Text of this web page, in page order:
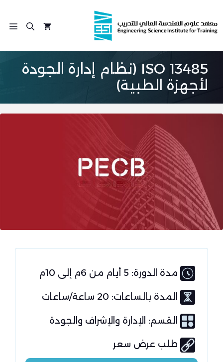
إلى
المحتوى
ISO 13485 (نظام إدارة الجودة
لأجهزة الطبية)
مدة الدورة: 5 أيام من 6م إلى 10م
المدة بالساعات: 20 ساعة/ساعات
القسم: الإدارة والإشراف والجودة
طلب عرض سعر